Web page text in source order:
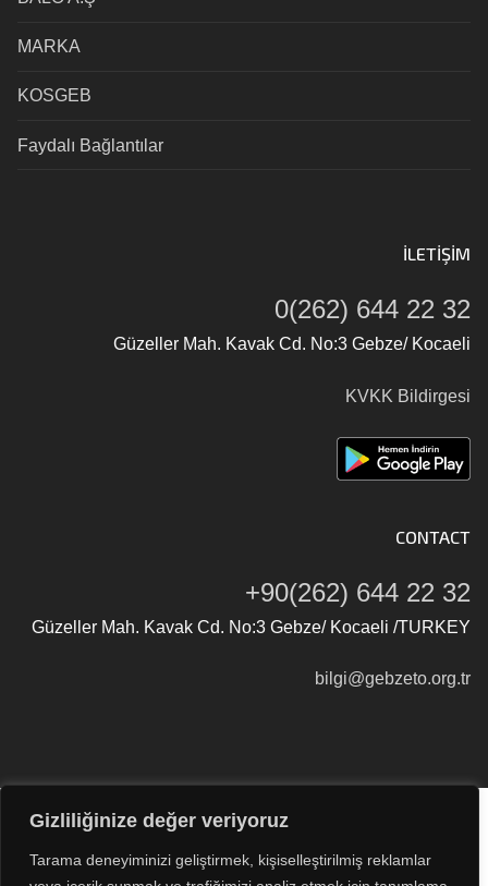
Gizliliğinize değer veriyoruz
Tarama deneyiminizi geliştirmek, kişiselleştirilmiş reklamlar
MARKA
KOSGEB
Faydalı Bağlantılar
İLETIŞIM
0(262) 644 22 32
Güzeller Mah. Kavak Cd. No:3 Gebze/ Kocaeli
KVKK Bildirgesi
CONTACT
+90(262) 644 22 32
Güzeller Mah. Kavak Cd. No:3 Gebze/ Kocaeli /TURKEY
bilgi@gebzeto.org.tr
Tüm Hakları Saklıdır © 2026